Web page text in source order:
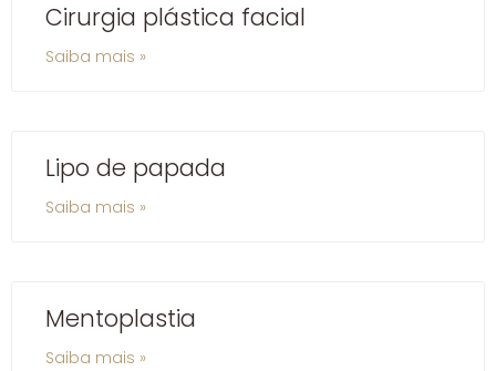
Cirurgia plástica facial
Saiba mais »
Lipo de papada
Saiba mais »
Mentoplastia
Saiba mais »